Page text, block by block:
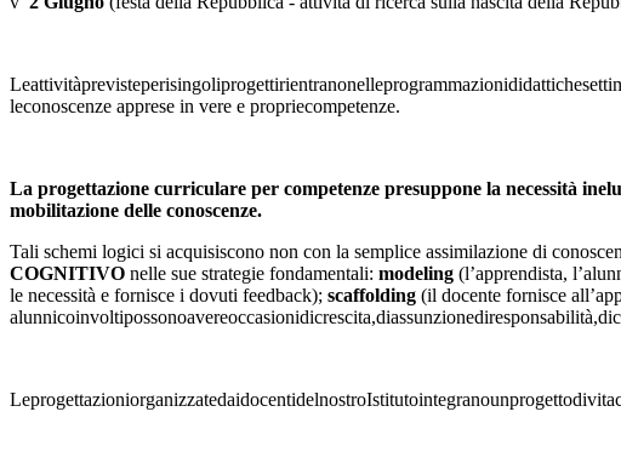
leconoscenze apprese in vere e propriecompetenze.
La progettazione curriculare per competenze presuppone la necessità
mobilitazione delle conoscenze.
Tali schemi logici si acquisiscono non con la semplice assimilazione di
COGNITIVO nelle sue strategie fondamentali: modeling (l’apprendista,
le necessità e fornisce i dovuti feedback); scaffolding (il docente fornisce